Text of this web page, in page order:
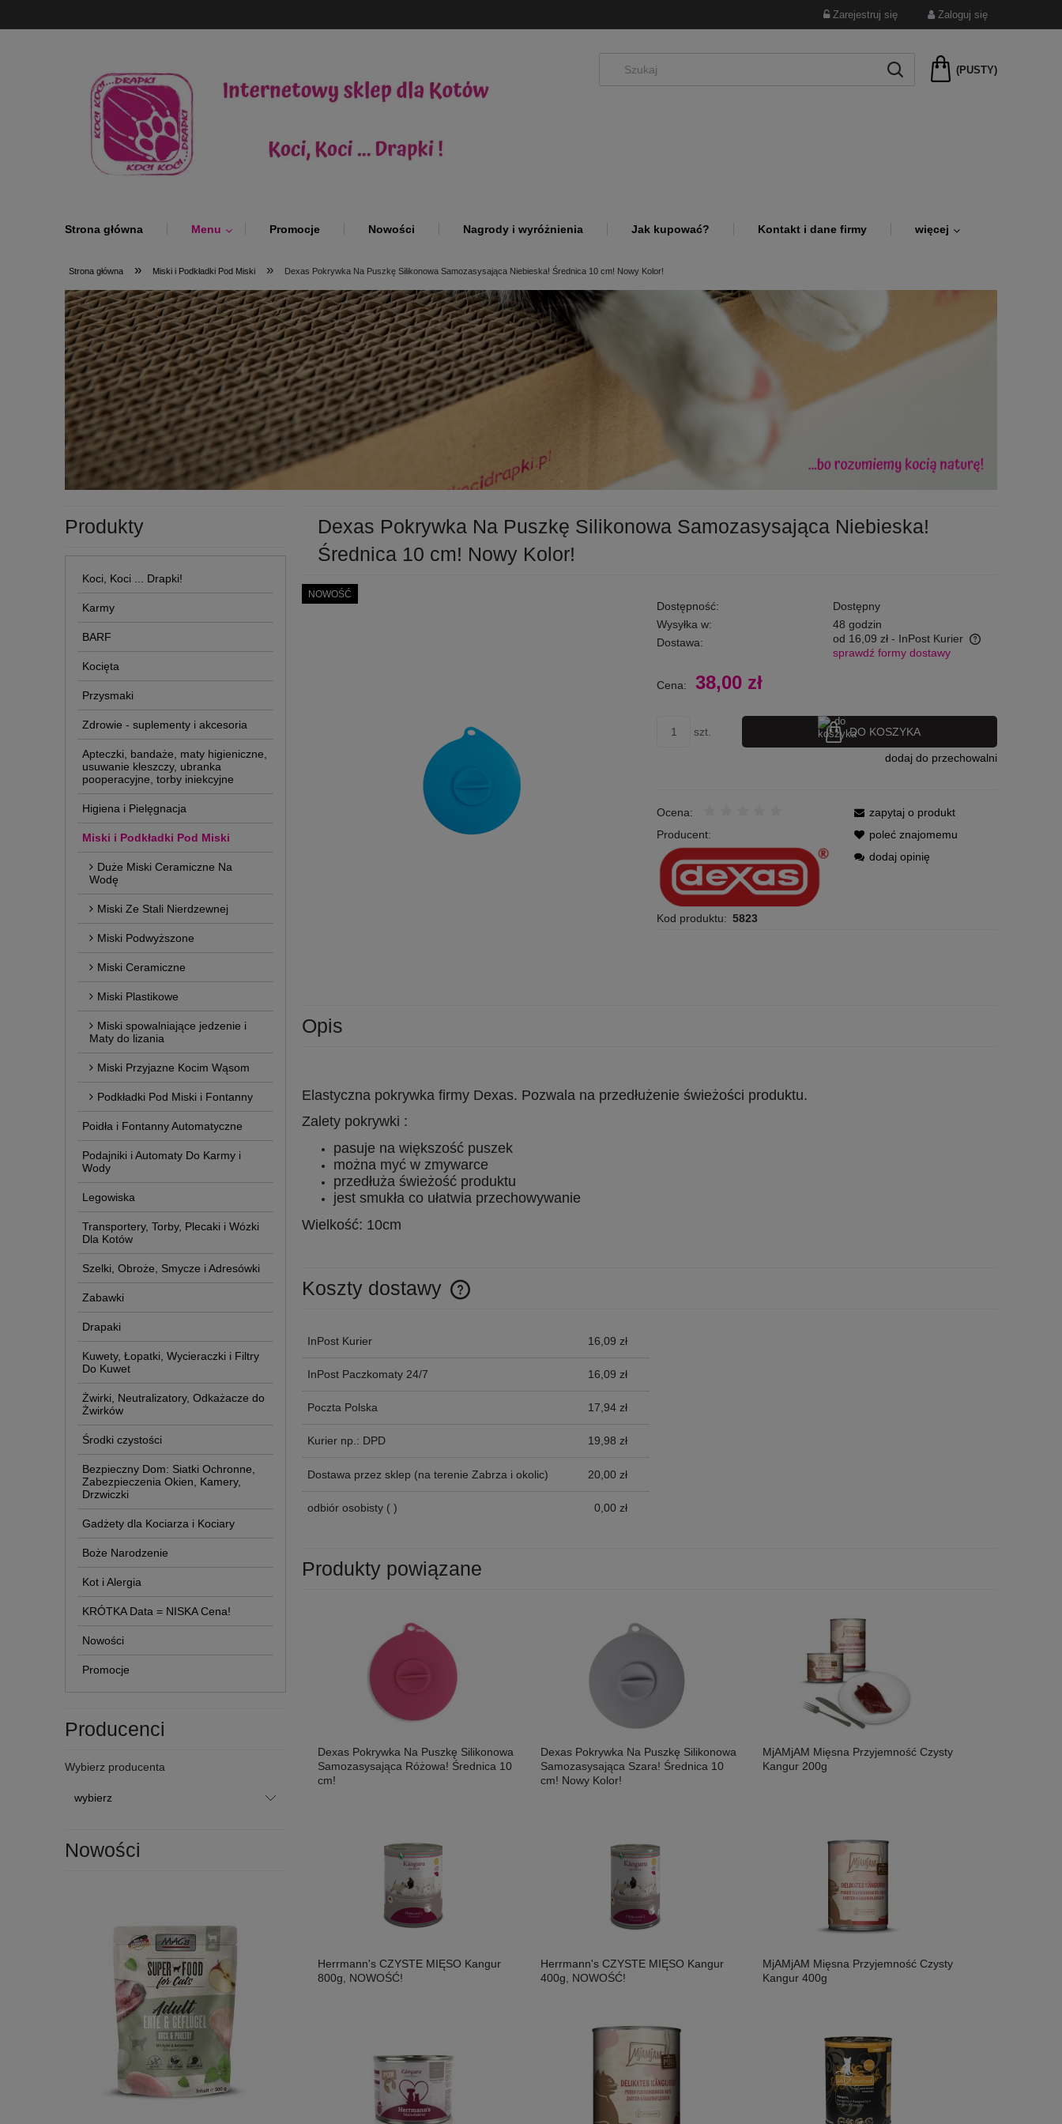
Zarejestruj się Zaloguj się
(PUSTY)
Strona główna Menu Promocje Nowości Nagrody i wyróżnienia Jak kupować? Kontakt i dane firmy więcej
Strona główna » Miski i Podkładki Pod Miski » Dexas Pokrywka Na Puszkę Silikonowa Samozasysająca Niebieska! Średnica 10 cm! Nowy Kolor!
Produkty
Koci, Koci ... Drapki!
Karmy
BARF
Kocięta
Przysmaki
Zdrowie - suplementy i akcesoria
Apteczki, bandaże, maty higieniczne,
usuwanie kleszczy, ubranka
pooperacyjne, torby iniekcyjne
Higiena i Pielęgnacja
Miski i Podkładki Pod Miski
Duże Miski Ceramiczne Na
Wodę
Miski Ze Stali Nierdzewnej
Miski Podwyższone
Miski Ceramiczne
Miski Plastikowe
Miski spowalniające jedzenie i
Maty do lizania
Miski Przyjazne Kocim Wąsom
Podkładki Pod Miski i Fontanny
Poidła i Fontanny Automatyczne
Podajniki i Automaty Do Karmy i
Wody
Legowiska
Transportery, Torby, Plecaki i Wózki
Dla Kotów
Szelki, Obroże, Smycze i Adresówki
Zabawki
Drapaki
Kuwety, Łopatki, Wycieraczki i Filtry
Do Kuwet
Żwirki, Neutralizatory, Odkażacze do
Żwirków
Środki czystości
Bezpieczny Dom: Siatki Ochronne,
Zabezpieczenia Okien, Kamery,
Drzwiczki
Gadżety dla Kociarza i Kociary
Boże Narodzenie
Kot i Alergia
KRÓTKA Data = NISKA Cena!
Nowości
Promocje
Producenci
Wybierz producenta
Nowości
Dexas Pokrywka Na Puszkę Silikonowa Samozasysająca Niebieska!
Średnica 10 cm! Nowy Kolor!
NOWOŚĆ
Dostępność:
Dostępny
Wysyłka w:
48 godzin
Dostawa:
od 16,09 zł - InPost Kurier
sprawdź formy dostawy
Cena: 38,00 zł
szt. DO KOSZYKA
dodaj do przechowalni
Ocena:
Producent:
Kod produktu: 5823
zapytaj o produkt
poleć znajomemu
dodaj opinię
Opis
Elastyczna pokrywka firmy Dexas. Pozwala na przedłużenie świeżości produktu.
Zalety pokrywki :
pasuje na większość puszek
można myć w zmywarce
przedłuża świeżość produktu
jest smukła co ułatwia przechowywanie
Wielkość: 10cm
Koszty dostawy
InPost Kurier 16,09 zł
InPost Paczkomaty 24/7 16,09 zł
Poczta Polska 17,94 zł
Kurier np.: DPD 19,98 zł
Dostawa przez sklep (na terenie Zabrza i okolic) 20,00 zł
odbiór osobisty ( ) 0,00 zł
Produkty powiązane
Dexas Pokrywka Na Puszkę Silikonowa
Samozasysająca Różowa! Średnica 10
cm!
Dexas Pokrywka Na Puszkę Silikonowa
Samozasysająca Szara! Średnica 10
cm! Nowy Kolor!
MjAMjAM Mięsna Przyjemność Czysty
Kangur 200g
Herrmann's CZYSTE MIĘSO Kangur
800g, NOWOŚĆ!
Herrmann's CZYSTE MIĘSO Kangur
400g, NOWOŚĆ!
MjAMjAM Mięsna Przyjemność Czysty
Kangur 400g